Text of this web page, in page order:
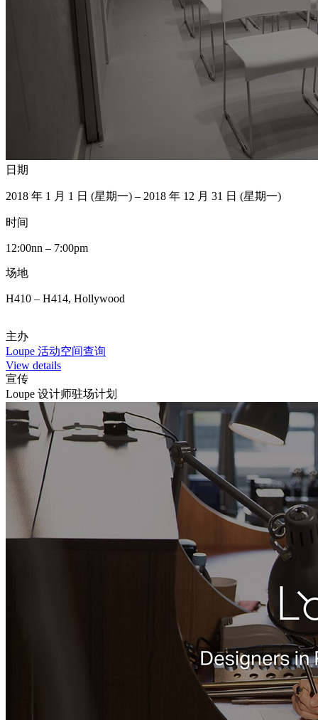
日期
2018 年 1 月 1 日 (星期一) – 2018 年 12 月 31 日 (星期一)
时间
12:00nn – 7:00pm
场地
H410 – H414, Hollywood
主办
Loupe 活动空间查询
View details
宣传
Loupe 设计师驻场计划